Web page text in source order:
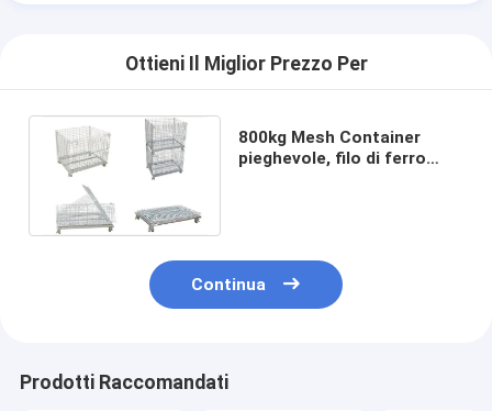
Ottieni Il Miglior Prezzo Per
800kg Mesh Container
pieghevole, filo di ferro
Continua
Prodotti Raccomandati